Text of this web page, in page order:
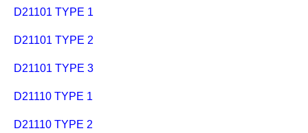
D21101 TYPE 1
D21101 TYPE 2
D21101 TYPE 3
D21110 TYPE 1
D21110 TYPE 2